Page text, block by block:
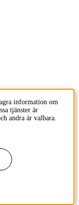
information om
tjänster är
andra är valbara.